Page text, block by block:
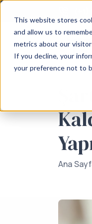
This website stores
and allow us to
metrics about our
If you decline, your
your preference not to
Ana